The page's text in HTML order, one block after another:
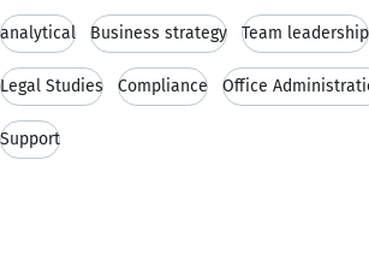
analytical Business strategy Team leadership
Legal Studies Compliance Office
Support